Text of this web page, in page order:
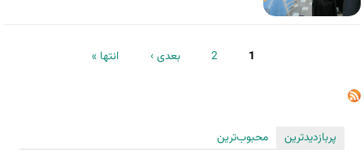
1
2 بعدی › انتها »
پربازدیدترین
محبوب‌ترین